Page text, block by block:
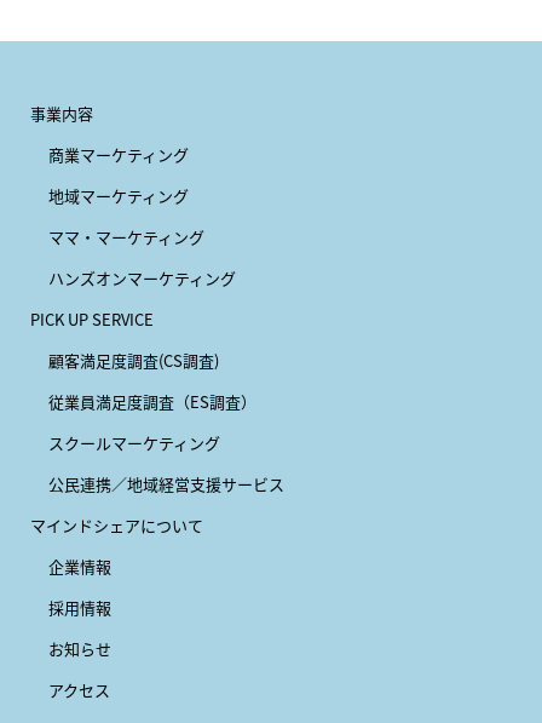
事業内容
商業マーケティング
地域マーケティング
ママ・マーケティング
ハンズオンマーケティング
PICK UP SERVICE
顧客満足度調査(CS調査)
従業員満足度調査（ES調査）
スクールマーケティング
公民連携／地域経営支援サービス
マインドシェアについて
企業情報
採用情報
お知らせ
アクセス